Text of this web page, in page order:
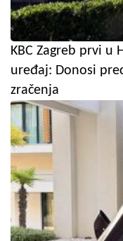
KBC Zagreb prvi u
uređaj: Donosi
zračenja